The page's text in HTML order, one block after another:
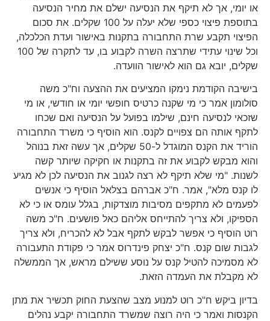
או יומי, אך לא תיקף את הנסיעה ישלם את מחיר הנסיעה
בתוספת פיצוי כספי שלא יעלה על 100 שקלים. את סכום
הפיצוי תקבע שרת התחבורה בתקנות באישור ועדת הכלכלה,
וכל שינוי עתידי שתרצה השרה לקבוע בו, עד לתקרה של 100
שקלים, יובא גם הוא לאישור הוועדה.
בישיבה הקודמת נימקו המציעים את ההצעה וח"כ משה
סולומון אמר כי מי שקנה כרטיס חופשי יומי או חודשי, או מי
שזכאי לנסיעה חינם, שילמו בפועל על הנסיעה ואם שכחו
לתקף אותה הם צפויים לקנס. הוא הוסיף כי משרד התחבורה
הוריד את הקנס המוגדל ל-50 שקלים, אך עשה זאת בנוהל
והוא מבקש לקבוע את זה בתקנות או חקיקה שיותר קשה
לשנות. "מי שלא תיקף לא רצה לגנוב את הנסיעה לכן לא מגיע
לו קנס מלא", אמר. ח"כ אברהם בצלאל הוסיף כי אנשים
לפעמים לא מתקפים מסיבות מוצדקות, בגלל עומס או כי לא
הספיקו, ולא צריך להתייחס אליהם כאל פושעים. ח"כ משה
רוט הוסיף כי אפשר לבקש לתקף אבל לא להכריח, ולא צריך
לגבות שום קנס. ח"כ יצחק פינדרוס אמר כי פקודת התעבורה
לא מסמיכה להטיל קנס על נוסע ששילם מראש, אך הממשלה
לא מקבלת את העמדה הזאת.
בדיון ביקש ח"כ רוט למנוע מצב שהצעת החוק תכשיר את מתן
הקנסות ואמר כי היה רוצה שמשרד התחבורה יקבע נהלים